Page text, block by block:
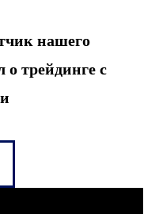
нашего
о трейдинге с